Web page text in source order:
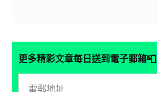
更多精彩文章每日送到電子郵箱📮